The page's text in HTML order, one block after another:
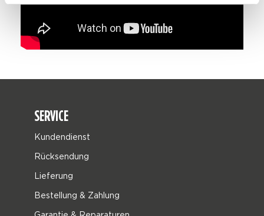
SERVICE
Kundendienst
Rücksendung
Lieferung
Bestellung & Zahlung